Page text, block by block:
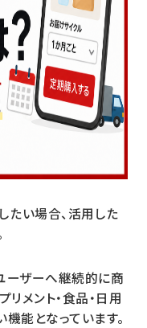
い場合、活用した
ーザーへ継続的に商
メント・食品・日用
能となっています。